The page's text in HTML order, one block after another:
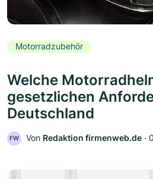
Motorradzubehör
Welche
gesetzlichen
Deutschland
FW Von Redaktion firmenweb.de ‧